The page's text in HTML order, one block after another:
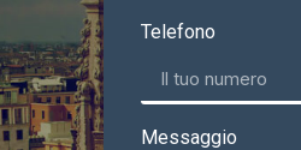
Telefono
Messaggio